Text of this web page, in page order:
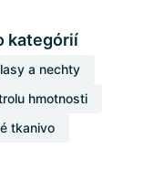
kategórií
a nechty
hmotnosti
tkanivo